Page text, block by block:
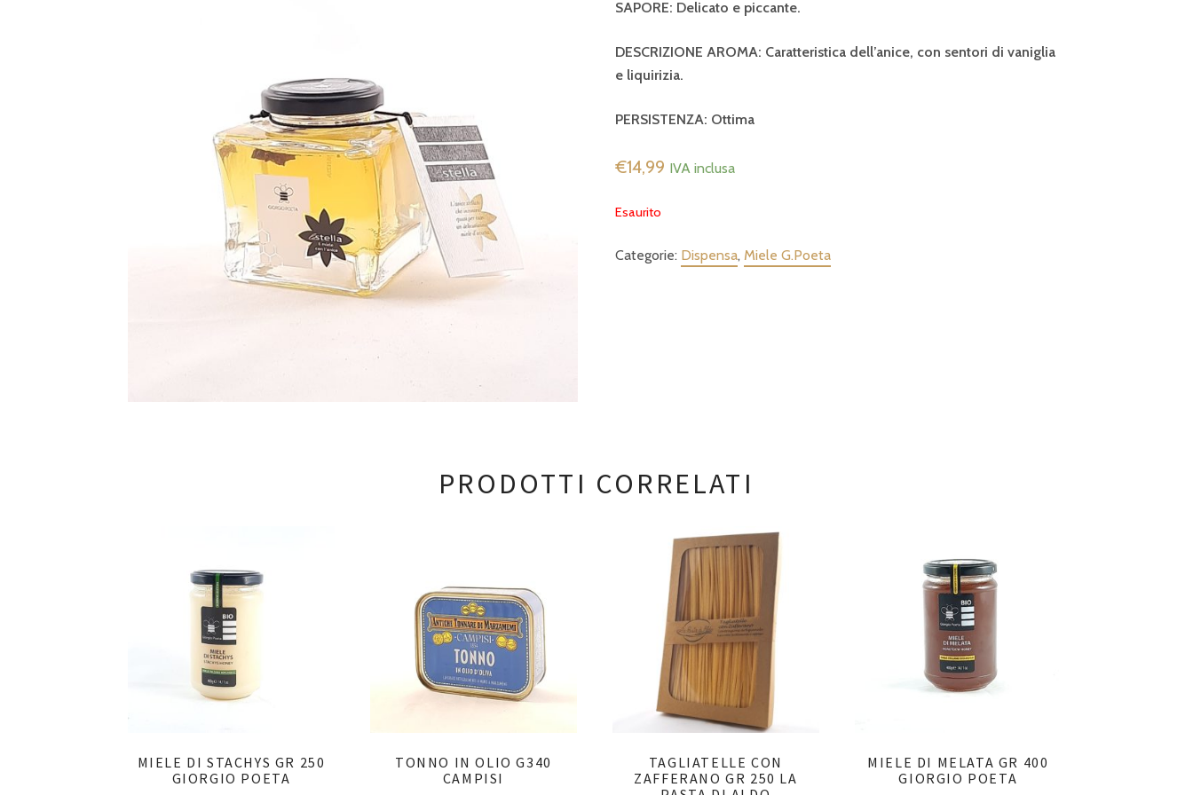
SAPORE: Delicato e piccante.
DESCRIZIONE AROMA: Caratteristica dell’anice, con sentori di vaniglia
e liquirizia.
PERSISTENZA: Ottima
€14,99 IVA inclusa
Esaurito
Categorie: Dispensa,Miele G.Poeta
PRODOTTI CORRELATI
MIELE DI STACHYS GR 250
GIORGIO POETA
TONNO IN OLIO G340
CAMPISI
TAGLIATELLE CON
ZAFFERANO GR 250 LA
MIELE DI MELATA GR 400
GIORGIO POETA